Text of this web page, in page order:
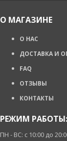
О МАГАЗИНЕ
О НАС
ДОСТАВКА И
FAQ
ОТЗЫВЫ
КОНТАКТЫ
РЕЖИМ РАБОТЫ:
ПН - ВС: с 10:00 до